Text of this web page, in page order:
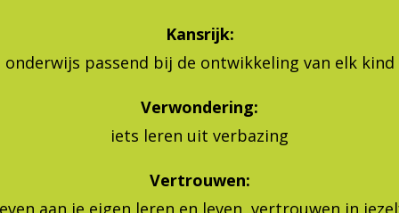
Kansrijk:
onderwijs passend bij de ontwikkeling van elk kind
Verwondering:
iets leren uit verbazing
Vertrouwen:
aan je eigen leren en leven, vertrouwen in